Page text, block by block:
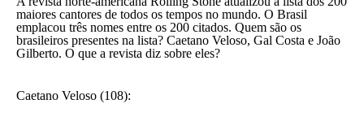
maiores cantores de todos os tempos no mundo. O Brasil
emplacou três nomes entre os 200 citados. Quem são os
brasileiros presentes na lista? Caetano Veloso, Gal Costa e João
Gilberto. O que a revista diz sobre eles?
Caetano Veloso (108):